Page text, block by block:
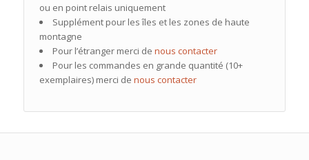
ou en point relais uniquement
Supplément pour les îles et les zones de haute
montagne
Pour l’étranger merci de nous contacter
Pour les commandes en grande quantité (10+
exemplaires) merci de nous contacter